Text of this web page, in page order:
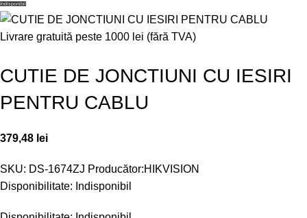
Indisponibil
Livrare gratuită peste 1000 lei (fără TVA)
CUTIE DE JONCTIUNI CU IESIRI
PENTRU CABLU
379,48 lei
SKU: DS-1674ZJ Producător:HIKVISION
Disponibilitate: Indisponibil